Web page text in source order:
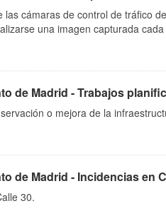
las cámaras de control de tráfico
una imagen capturada
de Madrid - Trabajos
o mejora de la
de Madrid - Incidencias en
30.